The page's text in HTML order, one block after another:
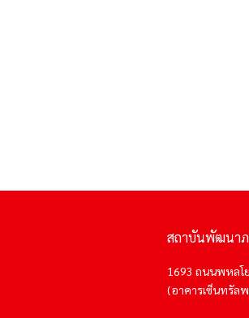
สถาบันพัฒนาภ
1693 ถนนพหลโ
(อาคารเซ็นทรัล